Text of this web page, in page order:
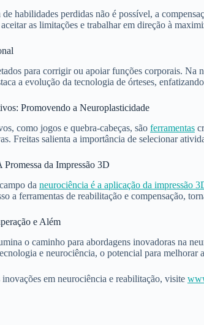
habilidades perdidas não é possível, a
as limitações e trabalhar em direção à
para corrigir ou apoiar funções corporais.
a evolução da tecnologia de órteses,
Promovendo a Neuroplasticidade
como jogos e quebra-cabeças, são ferramentas
Freitas salienta a importância de selecionar
da Impressão 3D
da neurociência é a aplicação da impressão
a ferramentas de reabilitação e compensação,
e Além
o caminho para abordagens inovadoras na
e neurociência, o potencial para melhorar
inovações em neurociência e reabilitação, visite